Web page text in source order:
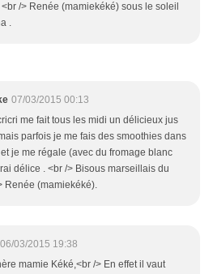
/> Renée (mamiekéké) sous le soleil
.
07/03/2015 00:13
me fait tous les midi un délicieux jus
parfois je me fais des smoothies dans
je me régale (avec du fromage blanc
délice . <br /> Bisous marseillais du
Renée (mamiekéké).
06/03/2015 19:38
mamie Kéké,<br /> En effet il vaut